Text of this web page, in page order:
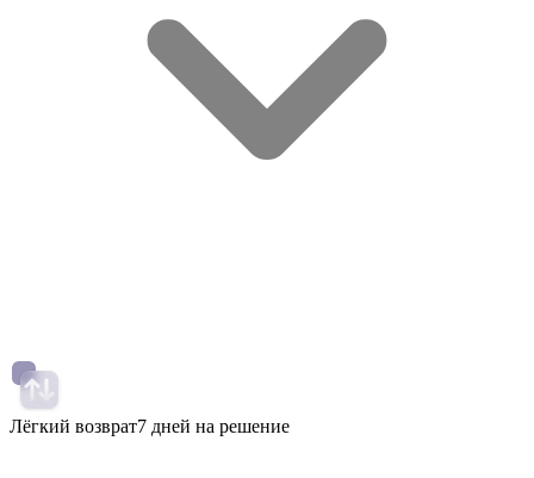
Лёгкий возврат7 дней на решение